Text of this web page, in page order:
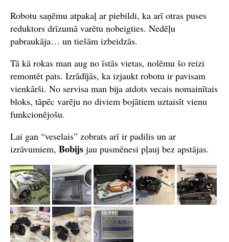
Robotu saņēmu atpakaļ ar piebildi, ka arī otras puses
reduktors drīzumā varētu nobeigties. Nedēļu
pabraukāja… un tiešām izbeidzās.
Tā kā rokas man aug no īstās vietas, nolēmu šo reizi
remontēt pats. Izrādījās, ka izjaukt robotu ir pavisam
vienkārši. No servisa man bija atdots vecais nomainītais
bloks, tāpēc varēju no diviem bojātiem uztaisīt vienu
funkcionējošu.
Lai gan “veselais” zobrats arī ir padilis un ar
izrāvumiem, Bobijs jau pusmēnesi pļauj bez apstājas.